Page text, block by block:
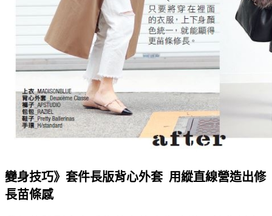
變身技巧》套件長版背心外套 用縱直線營造出修
長苗條感